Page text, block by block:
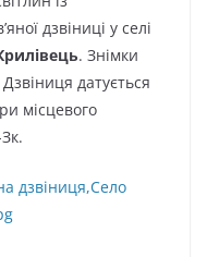
дзвіниці у селі
. Знімки
датується
місцевого